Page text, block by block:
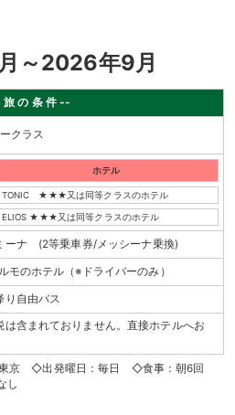
～2026年9月
の 条 件 --
クラス
ホテル
TONIC ★★★又は同等クラスのホテル
ELIOS ★★★又は同等クラスのホテル
ーナ (2等乗車券/メッシーナ乗換)
のホテル（※ドライバーのみ）
り自由バス
は含まれておりません。直接ホテルへお
京 ◇出発曜日：毎日 ◇食事：朝6回
し